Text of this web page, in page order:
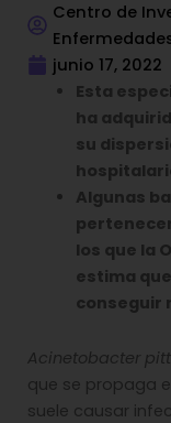
Centro de
junio 17, 2022
Esta
ha
su
Algunas
los que la
estima
conseguir
Acinetobacter
que se propaga
suele causar